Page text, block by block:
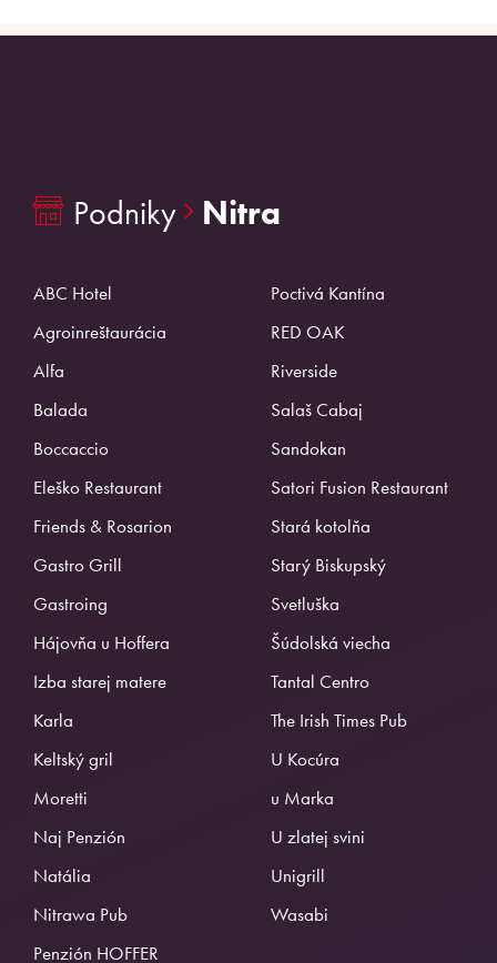
Podniky Nitra
ABC Hotel
Agroinreštaurácia
Alfa
Balada
Boccaccio
Eleško Restaurant
Friends & Rosarion
Gastro Grill
Gastroing
Hájovňa u Hoffera
Izba starej matere
Karla
Keltský gril
Moretti
Naj Penzión
Natália
Nitrawa Pub
Penzión HOFFER
Poctivá Kantína
RED OAK
Riverside
Salaš Cabaj
Sandokan
Satori Fusion Restaurant
Stará kotolňa
Starý Biskupský
Svetluška
Šúdolská viecha
Tantal Centro
The Irish Times Pub
U Kocúra
u Marka
U zlatej svini
Unigrill
Wasabi